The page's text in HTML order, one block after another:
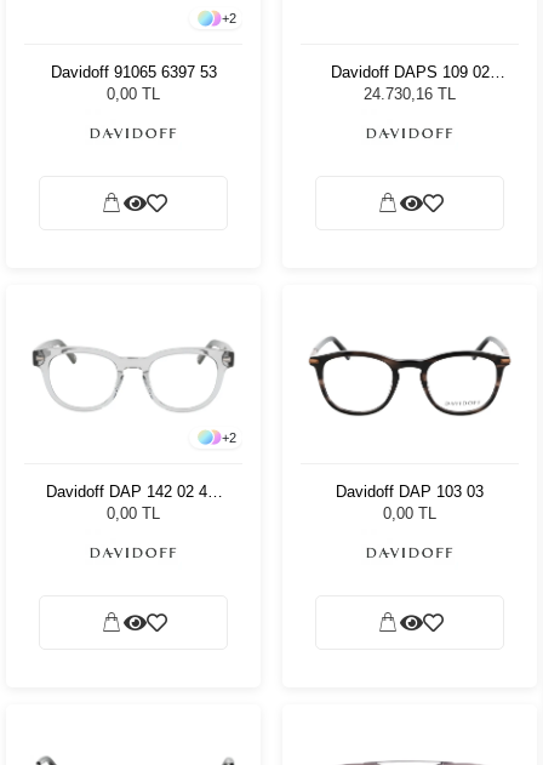
+2
Davidoff 91065 6397 53
0,00 TL
Davidoff DAPS 109 02
Unisex Güneş Gözlüğü
24.730,16 TL
+2
Davidoff DAP 142 02 49-
21-145
0,00 TL
Davidoff DAP 103 03
0,00 TL